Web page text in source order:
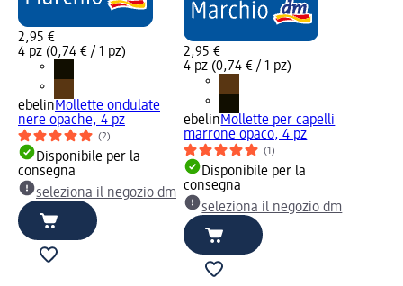
2,95 €
4 pz (0,74 € / 1 pz)
ebelinMollette ondulate
nere opache, 4 pz
(2)
Disponibile per la
consegna
seleziona il negozio dm
2,95 €
4 pz (0,74 € / 1 pz)
ebelinMollette per capelli
marrone opaco, 4 pz
(1)
Disponibile per la
consegna
seleziona il negozio dm